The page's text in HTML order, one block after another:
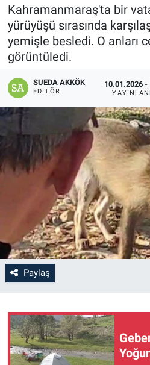
Kahramanmaraş'ta bir
yürüyüşü sırasında
yemişle besledi. O anları
görüntüledi.
SUEDA AKKÖK
EDITÖR
10.01.2026 -
Paylaş
DÜNYA
EKONOMİ
EĞİTİM
ASAYİŞ
MAGAZİN
KÜLTÜR-SANAT
ÇEVRE
Son Dakika Haberleri
Haber Arşivi